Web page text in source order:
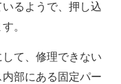
るようで、押し込
。
て、修理できない
部にある固定パー